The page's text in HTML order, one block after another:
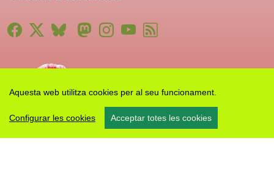
Aquesta web utilitza cookies per al seu funcionament.
Configurar les cookies Acceptar totes les cookies